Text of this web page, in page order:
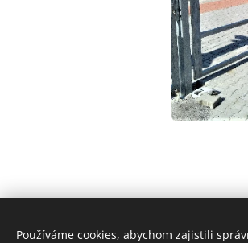
České
Používáme cookies, abychom zajistili